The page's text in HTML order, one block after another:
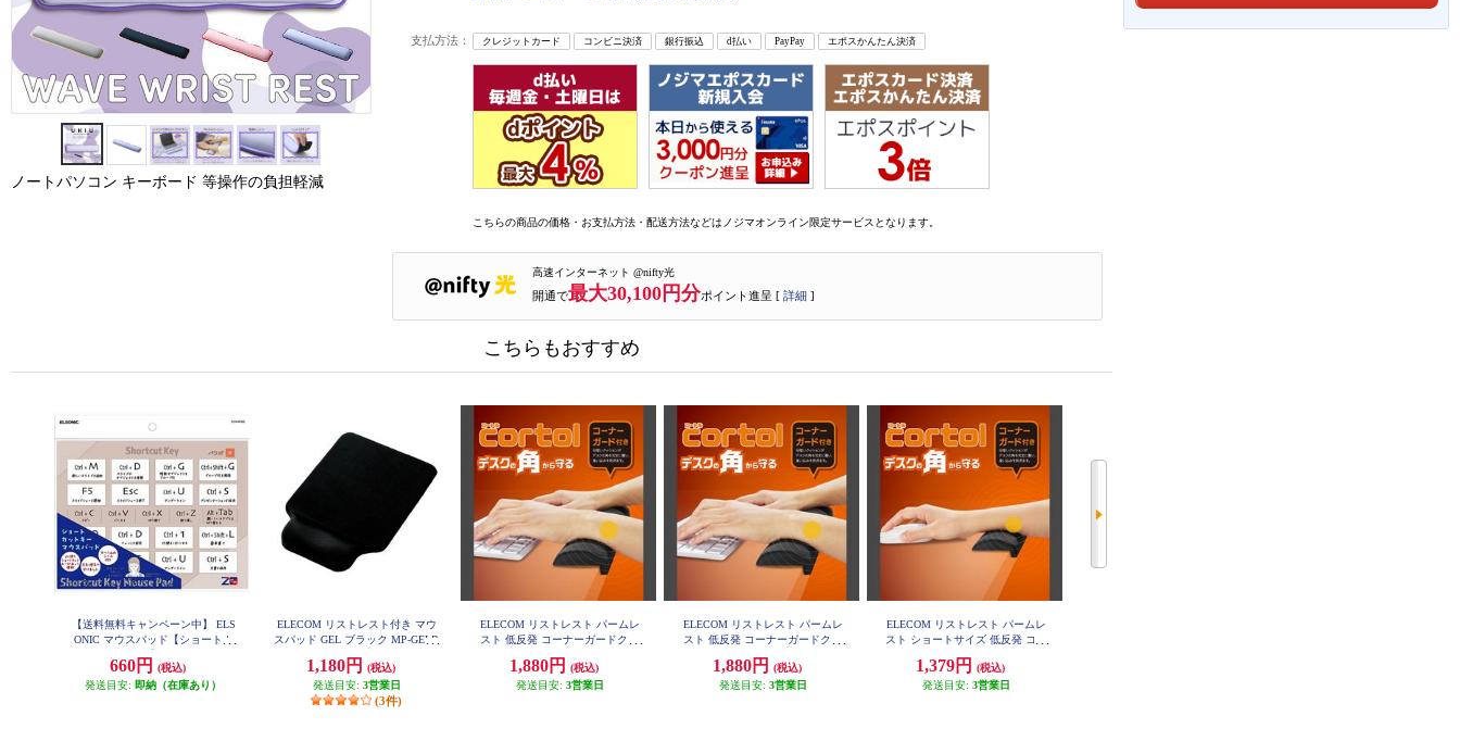
ノートパソコン キーボード 等操作の負担軽減
支払方法： クレジットカード コンビニ決済 銀行振込 d払い PayPay エポスかんたん決済
こちらの商品の価格・お支払方法・配送方法などはノジマオンライン限定サービスとなります。
高速インターネット @nifty光
開通で最大30,100円分ポイント進呈 [ 詳細 ]
こちらもおすすめ
【送料無料キャンペーン中】 ELS
ONIC マウスパッド【ショートカ
660円
(税込)
発送目安: 即納（在庫あり）
ELECOM リストレスト付き マウ
スパッド GEL ブラック MP-GELB
1,180円
(税込)
発送目安: 3営業日
(3件)
ELECOM リストレスト パームレ
スト 低反発 コーナーガードクッ
ド 等操作の負担軽減 ブラック MO
H-CTLM01BK
1,880円
(税込)
発送目安: 3営業日
ELECOM リストレスト パームレ
スト 低反発 コーナーガードクッ
ド 等操作の負担軽減 グレー MOH-
CTLM01GY
1,880円
(税込)
発送目安: 3営業日
ELECOM リストレスト パームレ
スト ショートサイズ 低反発 コー
ンキー 等操作の負担軽減 ブラッ
ク MOH-CTLS01BK
1,379円
(税込)
発送目安: 3営業日